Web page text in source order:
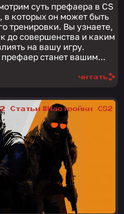
суть префаера в CS
в которых он может быть
тренировки. Вы узнаете,
до совершенства и каким
на вашу игру.
префаер станет вашим...
читать
Статьи #Настройки CS2